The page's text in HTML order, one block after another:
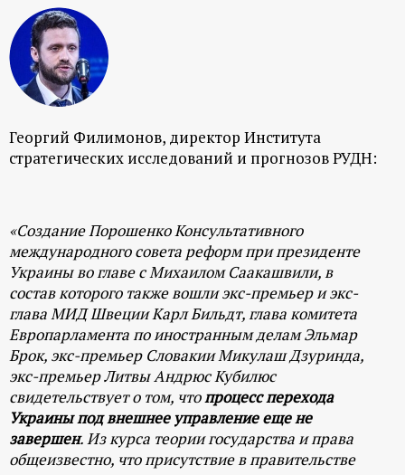
Георгий Филимонов, директор Института
стратегических исследований и прогнозов РУДН:
«Создание Порошенко Консультативного
международного совета реформ при президенте
Украины во главе с Михаилом Саакашвили, в
состав которого также вошли экс-премьер и экс-
глава МИД Швеции Карл Бильдт, глава комитета
Европарламента по иностранным делам Эльмар
Брок, экс-премьер Словакии Микулаш Дзуринда,
экс-премьер Литвы Андрюс Кубилюс
свидетельствует о том, чтопроцесс перехода
Украины под внешнее управление еще не
завершен. Из курса теории государства и права
общеизвестно, что присутствие в правительстве